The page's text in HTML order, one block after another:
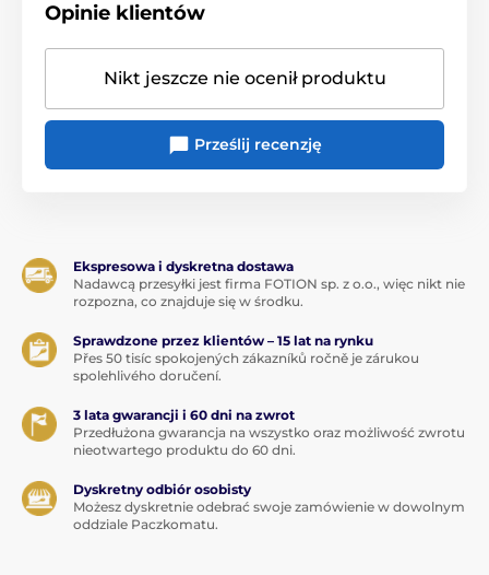
Opinie klientów
Nikt jeszcze nie ocenił produktu
Prześlij recenzję
Ekspresowa i dyskretna dostawa
Nadawcą przesyłki jest firma FOTION sp. z o.o., więc nikt nie
rozpozna, co znajduje się w środku.
Sprawdzone przez klientów – 15 lat na rynku
Přes 50 tisíc spokojených zákazníků ročně je zárukou
spolehlivého doručení.
3 lata gwarancji i 60 dni na zwrot
Przedłużona gwarancja na wszystko oraz możliwość zwrotu
nieotwartego produktu do 60 dni.
Dyskretny odbiór osobisty
Możesz dyskretnie odebrać swoje zamówienie w dowolnym
oddziale Paczkomatu.